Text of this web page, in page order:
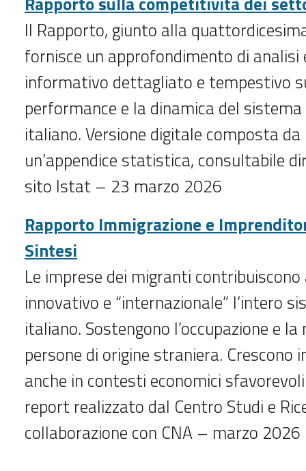
Il Rapporto, giunto alla
fornisce un approfondimento di analisi
informativo dettagliato e tempestivo
performance e la dinamica del
italiano. Versione digitale composta
un’appendice statistica, consultabile
sito Istat – 23 marzo 2026
Rapporto Immigrazione e
Sintesi
Le imprese dei migranti
innovativo e “internazionale” l’intero
italiano. Sostengono l’occupazione e
persone di origine straniera.
anche in contesti economici
report realizzato dal Centro Studi e
collaborazione con CNA – marzo 2026